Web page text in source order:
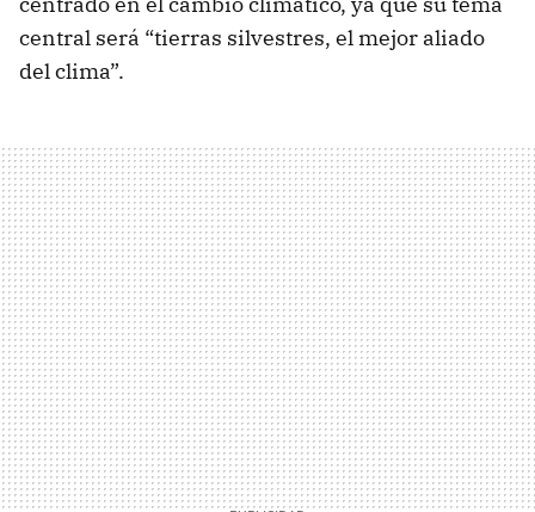
central será “tierras silvestres, el mejor aliado
del clima”.